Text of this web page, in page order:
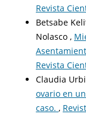
Revista
Betsabe
Nolasco ,
Revista
Claudia
ovario en
caso. ,